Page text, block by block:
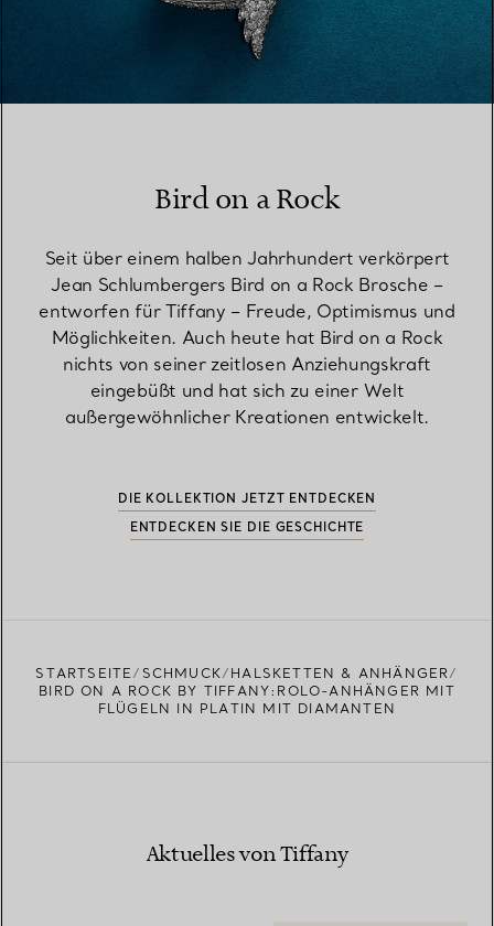
Bird on a Rock
Seit über einem halben Jahrhundert verkörpert
Jean Schlumbergers Bird on a Rock Brosche –
entworfen für Tiffany – Freude, Optimismus und
Möglichkeiten. Auch heute hat Bird on a Rock
nichts von seiner zeitlosen Anziehungskraft
eingebüßt und hat sich zu einer Welt
außergewöhnlicher Kreationen entwickelt.
DIE KOLLEKTION JETZT ENTDECKEN
ENTDECKEN SIE DIE GESCHICHTE
STARTSEITE SCHMUCK
HALSKETTEN & ANHÄNGER
BIRD ON A ROCK BY TIFFANY:ROLO-ANHÄNGER MIT
FLÜGELN IN PLATIN MIT DIAMANTEN
Aktuelles von Tiffany